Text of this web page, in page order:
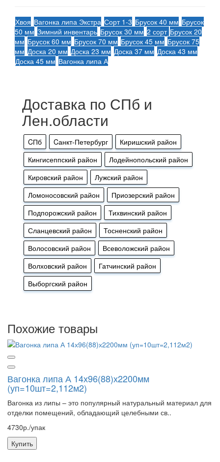
Хвоя Вагонка липа Экстра Сорт 1-3 Брусок 40 мм Брусок
50 мм Зимний инвентарь Брусок 30 мм 2 сорт Брусок 20
мм Брусок 60 мм Брусок 70 мм Брусок 45 мм Брусок 75
мм Доска 20 мм Доска 23 мм Доска 37 мм Доска 43 мм
Доска 45 мм Вагонка липа А
Доставка по СПб и
Лен.области
CПб Cанкт-Петербург
Киришский район
Кингисеппский район
Лодейнопольский район
Кировский район
Лужский район
Ломоносовский район
Приозерский район
Подпорожский район
Тихвинский район
Сланцевский район
Тосненский район
Волосовский район
Всеволожский район
Волховский район
Гатчинский район
Выборгский район
Похожие товары
Вагонка липа А 14х96(88)х2200мм
(уп=10шт=2,112м2)
Вагонка из липы – это популярный натуральный материал для
отделки помещений, обладающий целебными св..
4730р./упак
Купить